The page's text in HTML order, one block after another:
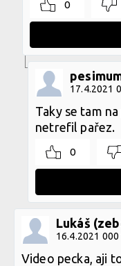
0
17.4.2021
Taky se tam
netrefil pařez.
0
Lukáš
16.4.2021 000
Video pecka, aji